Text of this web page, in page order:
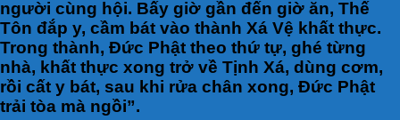
người cùng hội. Bấy giờ gần đến giờ ăn, Thế
Tôn đắp y, cầm bát vào thành Xá Vệ khất thực.
Trong thành, Đức Phật theo thứ tự, ghé từng
nhà, khất thực xong trở về Tịnh Xá, dùng cơm,
rồi cất y bát, sau khi rửa chân xong, Đức Phật
trải tòa mà ngồi”.